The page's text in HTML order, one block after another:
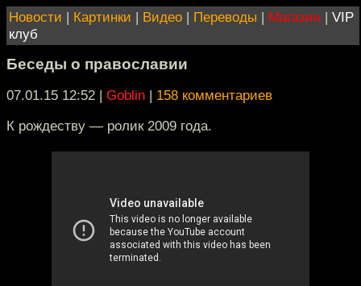
Новости | Картинки | Видео | Переводы | Магазин | VIP
клуб
Беседы о православии
07.01.15 12:52 | Goblin | 158 комментариев
К рождеству — ролик 2009 года.